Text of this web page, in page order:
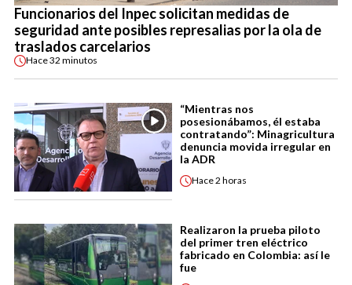
Funcionarios del Inpec solicitan medidas de
seguridad ante posibles represalias por la ola de
traslados carcelarios
Hace32 minutos
“Mientras nos
posesionábamos, él estaba
contratando”: Minagricultura
denuncia movida irregular en
la ADR
Hace2 horas
Realizaron la prueba piloto
del primer tren eléctrico
fabricado en Colombia: así le
fue